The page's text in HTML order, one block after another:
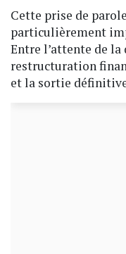
Cette prise de
particulièrement
Entre l’attente de la
restructuration
et la sortie